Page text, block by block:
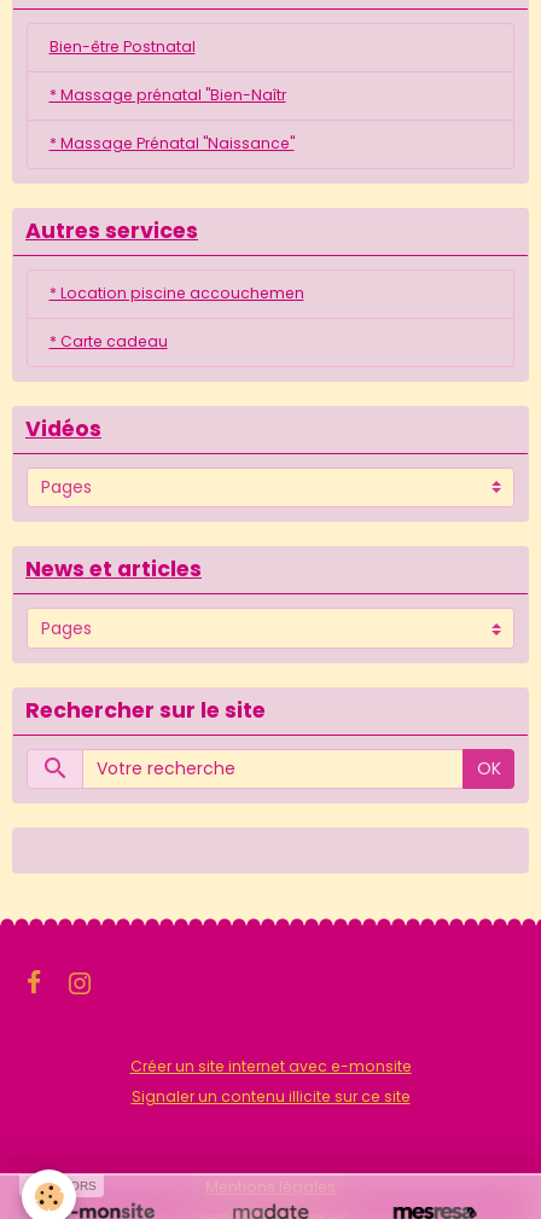
Bien-être Postnatal
* Massage prénatal "Bien-Naîtr
* Massage Prénatal "Naissance"
Autres services
* Location piscine accouchemen
* Carte cadeau
Vidéos
News et articles
Rechercher sur le site
OK
Créer un site internet avec e-monsite
Signaler un contenu illicite sur ce site
Mentions légales
SPONSORS